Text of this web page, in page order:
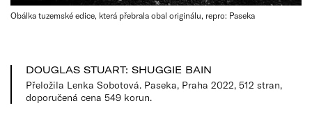
Obálka tuzemské edice, která přebrala obal originálu, repro: Paseka
DOUGLAS STUART: SHUGGIE BAIN
Přeložila Lenka Sobotová. Paseka, Praha 2022, 512 stran,
doporučená cena 549 korun.